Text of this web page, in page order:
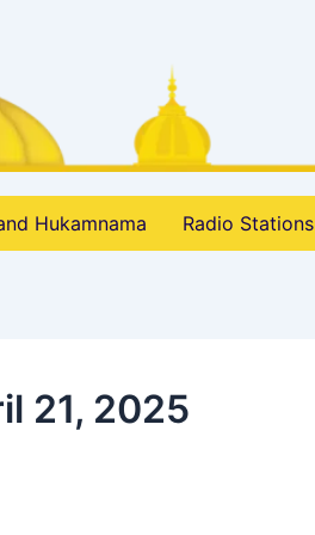
Hukamnama Radio Stations
21, 2025